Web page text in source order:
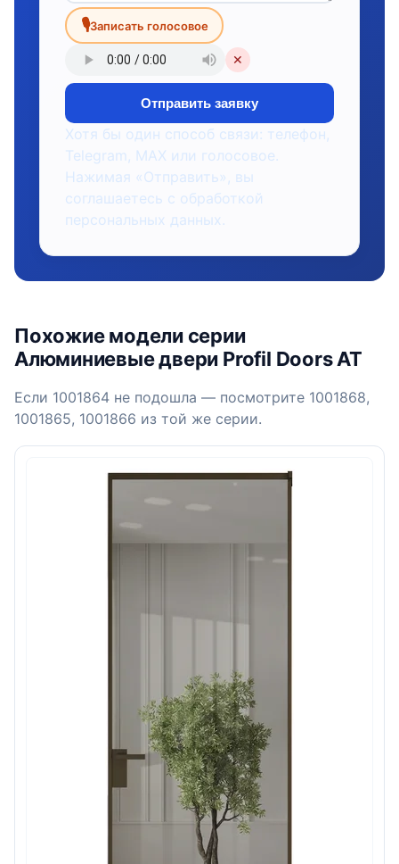
🎙Записать голосовое
✕
Отправить заявку
Хотя бы один способ связи: телефон,
Telegram, MAX или голосовое.
Нажимая «Отправить», вы
соглашаетесь с обработкой
персональных данных.
Похожие модели серии
Алюминиевые двери Profil Doors AT
Если 1001864 не подошла — посмотрите 1001868,
1001865, 1001866 из той же серии.